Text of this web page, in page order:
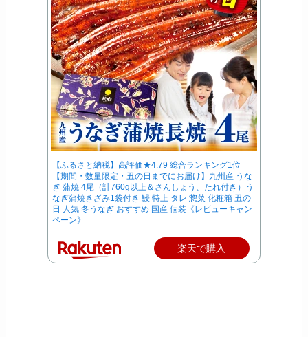
【ふるさと納税】高評価★4.79 総合ランキング1位
【期間・数量限定・丑の日までにお届け】九州産 うな
ぎ 蒲焼 4尾（計760g以上＆さんしょう、たれ付き）う
なぎ蒲焼きざみ1袋付き 鰻 特上 タレ 惣菜 化粧箱 丑の
日 人気 冬うなぎ おすすめ 国産 個装《レビューキャン
ペーン》
楽天で購入